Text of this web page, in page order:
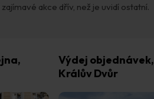
akce dřív, než je uvidí ostatní.
Výdej objednávek,
Králův Dvůr